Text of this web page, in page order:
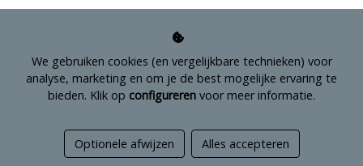
We gebruiken cookies (en vergelijkbare technieken) voor
analyse, marketing en om je de best mogelijke ervaring te
bieden. Klik op configureren voor meer informatie.
Optionele afwijzen Alles accepteren
Managed hosting
Webshopontwikkeling